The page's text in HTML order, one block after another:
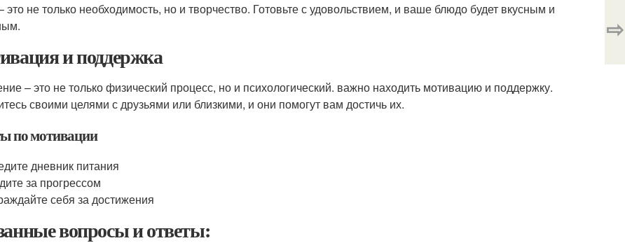
это не только необходимость, но и творчество. Готовьте с удовольствием, и ваше блюдо будет вкусным и
и поддержка
– это не только физический процесс, но и психологический. важно находить мотивацию и поддержку.
своими целями с друзьями или близкими, и они помогут вам достичь их.
по мотивации
дневник питания
за прогрессом
себя за достижения
вопросы и ответы:
⇨